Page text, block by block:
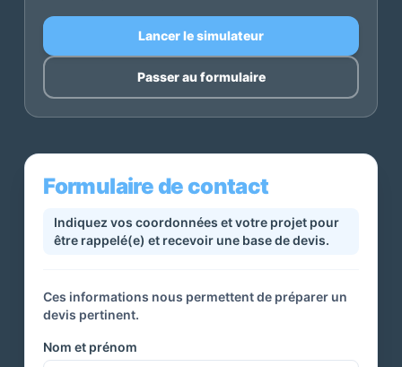
Lancer le simulateur
Passer au formulaire
Formulaire de contact
Indiquez vos coordonnées et votre projet pour
être rappelé(e) et recevoir une base de devis.
Ces informations nous permettent de préparer un
devis pertinent.
Nom et prénom